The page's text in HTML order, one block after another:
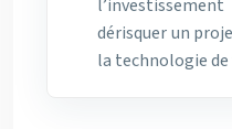
dérisquer un
la technologie